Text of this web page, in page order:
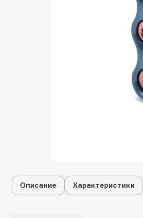
Описание Характеристики